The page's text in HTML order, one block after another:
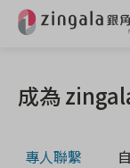
成為
專人聯繫